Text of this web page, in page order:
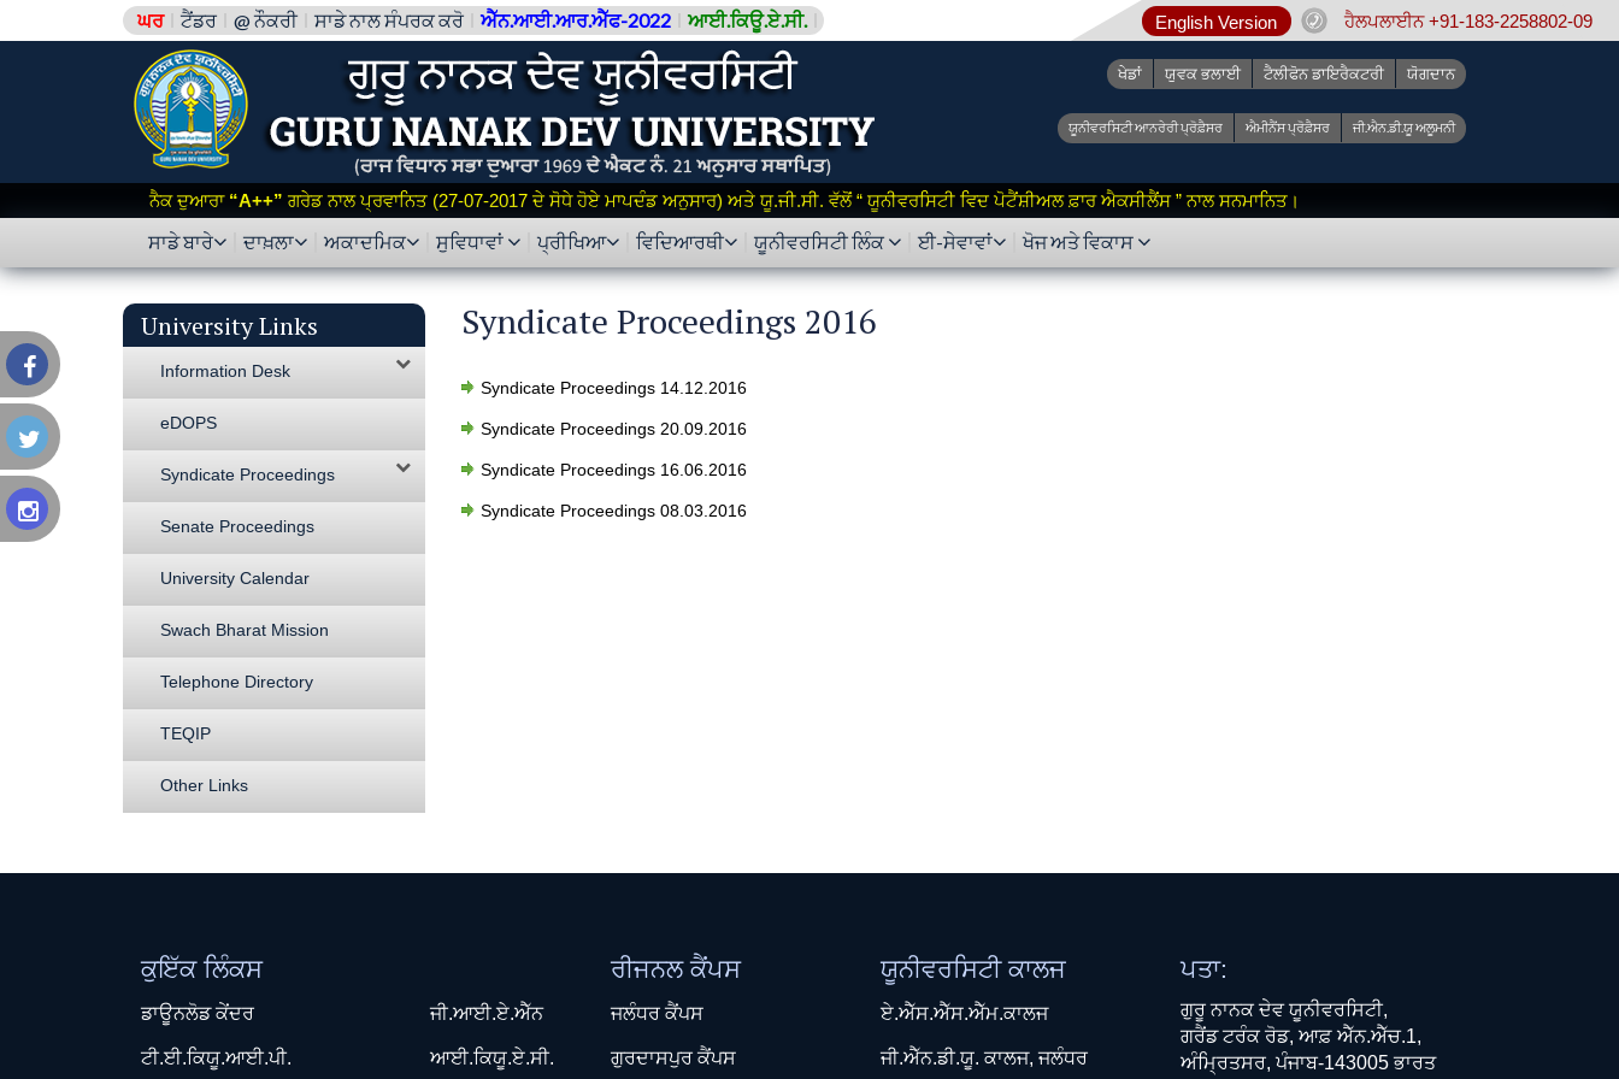
ਘਰ ਟੈਂਡਰ @ ਨੌਕਰੀ ਸਾਡੇ ਨਾਲ ਸੰਪਰਕ ਕਰੋ ਐੱਨ.ਆਈ.ਆਰ.ਐੱਫ-2022 ਆਈ.ਕਿਊ.ਏ.ਸੀ. English Version ਹੈਲਪਲਾਈਨ +91-183-2258802-09
ਖੇਡਾਂ ਯੁਵਕ ਭਲਾਈ ਟੈਲੀਫੋਨ ਡਾਇਰੈਕਟਰੀ ਯੋਗਦਾਨ
ਯੂਨੀਵਰਸਿਟੀ ਆਨਰੇਰੀ ਪ੍ਰੋਫ਼ੈਸਰ ਐਮੀਨੈਂਸ ਪ੍ਰੋਫ਼ੈਸਰ ਜੀ.ਐਨ.ਡੀ.ਯੂ ਅਲੂਮਨੀ
ਨੈਕ ਦੁਆਰਾ “A++” ਗਰੇਡ ਨਾਲ ਪ੍ਰਵਾਨਿਤ (27-07-2017 ਦੇ ਸੋਧੇ ਹੋਏ ਮਾਪਦੰਡ ਅਨੁਸਾਰ) ਅਤੇ ਯੂ.ਜੀ.ਸੀ. ਵੱਲੋਂ “ ਯੂਨੀਵਰਸਿਟੀ ਵਿਦ ਪੋਟੈਂਸ਼ੀਅਲ ਫ਼ਾਰ ਐਕਸੀਲੈਂਸ ” ਨਾਲ ਸਨਮਾਨਿਤ।
ਸਾਡੇ ਬਾਰੇ ਦਾਖ਼ਲਾ ਅਕਾਦਮਿਕ ਸੁਵਿਧਾਵਾਂ ਪ੍ਰੀਖਿਆ ਵਿਦਿਆਰਥੀ ਯੂਨੀਵਰਸਿਟੀ ਲਿੰਕ ਈ-ਸੇਵਾਵਾਂ ਖੋਜ ਅਤੇ ਵਿਕਾਸ
University Links
Information Desk
eDOPS
Syndicate Proceedings
Senate Proceedings
University Calendar
Swach Bharat Mission
Telephone Directory
TEQIP
Other Links
Syndicate Proceedings 2016
Syndicate Proceedings 14.12.2016
Syndicate Proceedings 20.09.2016
Syndicate Proceedings 16.06.2016
Syndicate Proceedings 08.03.2016
ਕੁਇੱਕ ਲਿੰਕਸ
ਡਾਊਨਲੋਡ ਕੇਂਦਰ
ਟੀ.ਈ.ਕਿਯੂ.ਆਈ.ਪੀ.
ਜੀ.ਆਈ.ਏ.ਐੱਨ
ਆਈ.ਕਿਯੂ.ਏ.ਸੀ.
ਰੀਜਨਲ ਕੈਂਪਸ
ਜਲੰਧਰ ਕੈਂਪਸ
ਗੁਰਦਾਸਪੁਰ ਕੈਂਪਸ
ਯੂਨੀਵਰਸਿਟੀ ਕਾਲਜ
ਏ.ਐੱਸ.ਐੱਸ.ਐੱਮ.ਕਾਲਜ
ਜੀ.ਐੱਨ.ਡੀ.ਯੂ. ਕਾਲਜ, ਜਲੰਧਰ
ਪਤਾ:
ਗੁਰੂ ਨਾਨਕ ਦੇਵ ਯੂਨੀਵਰਸਿਟੀ,
ਗਰੈਂਡ ਟਰੰਕ ਰੋਡ, ਆਫ਼ ਐੱਨ.ਐੱਚ.1,
ਅੰਮ੍ਰਿਤਸਰ, ਪੰਜਾਬ-143005 ਭਾਰਤ